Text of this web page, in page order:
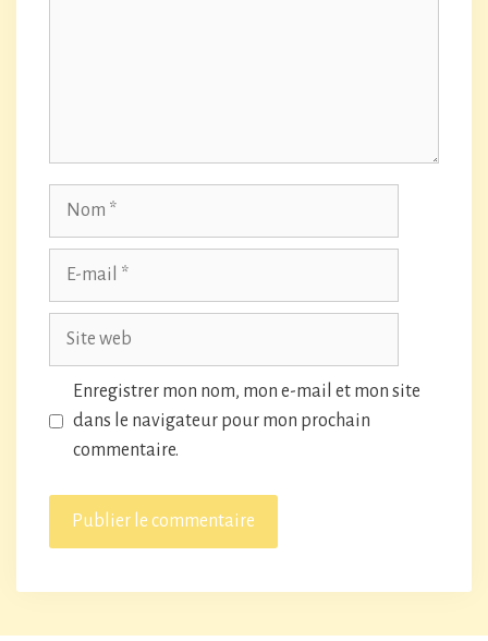
Enregistrer mon nom, mon e-mail et mon site
dans le navigateur pour mon prochain
commentaire.